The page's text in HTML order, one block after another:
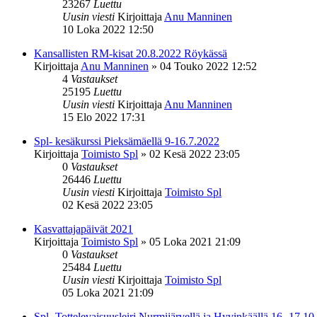
23267 Luettu
Uusin viesti Kirjoittaja Anu Manninen
10 Loka 2022 12:50
Kansallisten RM-kisat 20.8.2022 Röykässä
Kirjoittaja Anu Manninen » 04 Touko 2022 12:52
4 Vastaukset
25195 Luettu
Uusin viesti Kirjoittaja Anu Manninen
15 Elo 2022 17:31
Spl- kesäkurssi Pieksämäellä 9-16.7.2022
Kirjoittaja Toimisto Spl » 02 Kesä 2022 23:05
0 Vastaukset
26446 Luettu
Uusin viesti Kirjoittaja Toimisto Spl
02 Kesä 2022 23:05
Kasvattajapäivät 2021
Kirjoittaja Toimisto Spl » 05 Loka 2021 21:09
0 Vastaukset
25484 Luettu
Uusin viesti Kirjoittaja Toimisto Spl
05 Loka 2021 21:09